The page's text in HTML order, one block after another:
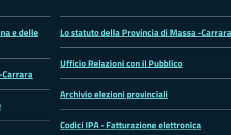
e delle Lo statuto della Provincia di Massa -Carrara
Ufficio Relazioni con il Pubblico
Archivio elezioni provinciali
Codici IPA - Fatturazione elettronica